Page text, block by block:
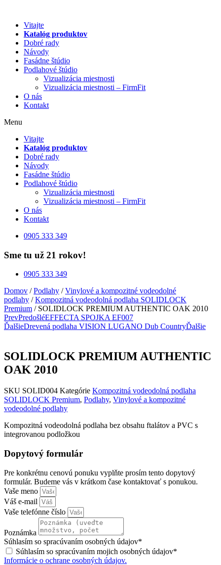
obsah
Vitajte
Katalóg produktov
Dobré rady
Návody
Fasádne štúdio
Podlahové štúdio
Vizualizácia miestnosti
Vizualizácia miestnosti – FirmFit
O nás
Kontakt
Menu
Vitajte
Katalóg produktov
Dobré rady
Návody
Fasádne štúdio
Podlahové štúdio
Vizualizácia miestnosti
Vizualizácia miestnosti – FirmFit
O nás
Kontakt
0905 333 349
Sme tu už 21 rokov!
0905 333 349
Domov /Podlahy /Vinylové a kompozitné vodeodolné
podlahy /Kompozitná vodeodolná podlaha SOLIDLOCK
Premium / SOLIDLOCK PREMIUM AUTHENTIC OAK 2010
PrevPredošléEFFECTA SPOJKA EF007
ĎalšieDrevená podlaha VISION LUGANO Dub CountryĎalšie
SOLIDLOCK PREMIUM AUTHENTIC
OAK 2010
SKU SOLID004 Kategórie Kompozitná vodeodolná podlaha
SOLIDLOCK Premium, Podlahy, Vinylové a kompozitné
vodeodolné podlahy
Kompozitná vodeodolná podlaha bez obsahu ftalátov a PVC s
integrovanou podložkou
Dopytový formulár
Pre konkrétnu cenovú ponuku vyplňte prosím tento dopytový
formulár. Budeme vás v krátkom čase kontaktovať s ponukou.
Vaše meno
Váš e-mail
Vaše telefónne číslo
Poznámka
Súhlasím so spracúvaním osobných údajov*
Súhlasím so spracúvaním mojich osobných údajov*
Informácie o ochrane osobných údajov.